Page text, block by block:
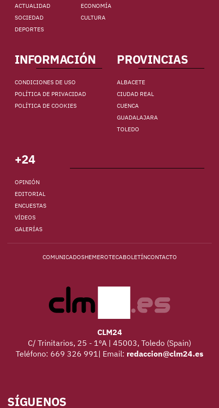
ACTUALIDAD
ECONOMÍA
SOCIEDAD
CULTURA
DEPORTES
INFORMACIÓN
CONDICIONES DE USO
POLÍTICA DE PRIVACIDAD
POLÍTICA DE COOKIES
PROVINCIAS
ALBACETE
CIUDAD REAL
CUENCA
GUADALAJARA
TOLEDO
+24
OPINIÓN
EDITORIAL
ENCUESTAS
VÍDEOS
GALERÍAS
COMUNICADOSHEMEROTECABOLETÍNCONTACTO
CLM24
C/ Trinitarios, 25 - 1ºA | 45003, Toledo (Spain)
Teléfono: 669 326 991| Email: redaccion@clm24.es
SÍGUENOS